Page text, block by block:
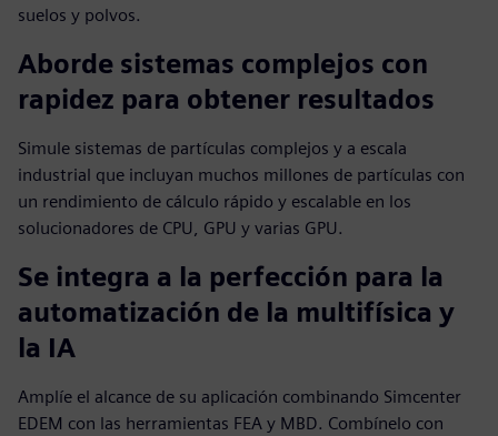
suelos y polvos.
Aborde sistemas complejos con
rapidez para obtener resultados
Simule sistemas de partículas complejos y a escala
industrial que incluyan muchos millones de partículas con
un rendimiento de cálculo rápido y escalable en los
solucionadores de CPU, GPU y varias GPU.
Se integra a la perfección para la
automatización de la multifísica y
la IA
Amplíe el alcance de su aplicación combinando Simcenter
EDEM con las herramientas FEA y MBD. Combínelo con